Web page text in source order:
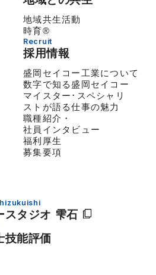
地域共生活動
時育®
Recruit
採用情報
盛岡セイコー工業について
数字で知る盛岡セイコー
マイスター･スペシャリ
ストが語る仕事の魅力
職種紹介・
社員インタビュー
福利厚生
募集要項
スタジオ 雫石
技能評価